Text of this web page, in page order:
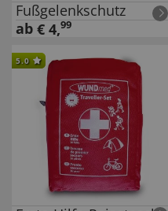
Fußgelenkschutz
ab € 4,99
5.0